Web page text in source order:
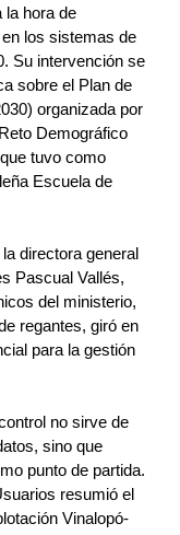
la hora de
los sistemas de
Su intervención se
sobre el Plan de
organizada por
Demográfico
tuvo como
Escuela de
directora general
Pascual Vallés,
del ministerio,
regantes, giró en
para la gestión
no sirve de
sino que
punto de partida.
resumió el
Vinalopó-